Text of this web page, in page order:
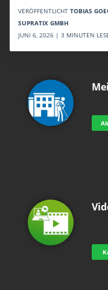
VERÖFFENTLICHT TOBIAS
SUPRATIX GMBH
JUNI 6, 2026 | 3 MINUTEN
None